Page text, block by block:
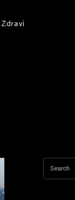
Zdraví
Search